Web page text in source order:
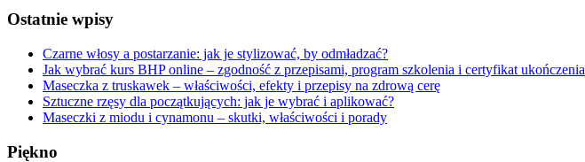
Ostatnie wpisy
Czarne włosy a postarzanie: jak je stylizować, by odmładzać?
Jak wybrać kurs BHP online – zgodność z przepisami, program szkolenia i certyfikat ukończenia
Maseczka z truskawek – właściwości, efekty i przepisy na zdrową cerę
Sztuczne rzęsy dla początkujących: jak je wybrać i aplikować?
Maseczki z miodu i cynamonu – skutki, właściwości i porady
Piękno